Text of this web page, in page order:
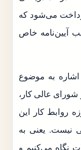
می‌شود که
آیین‌نامه خاص
به موضوع
شورای عالی کار،
روابط کار این
نیست. یعنی به
نگاه می‌کنیم و